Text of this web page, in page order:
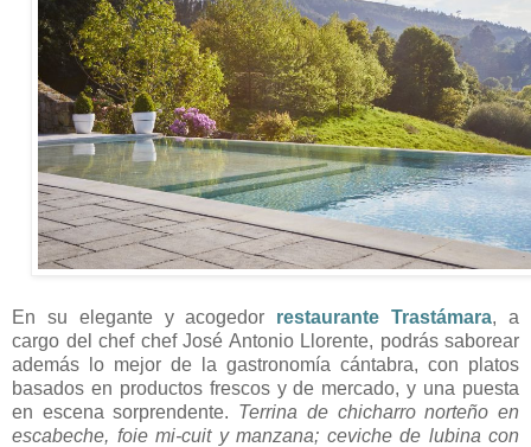
En su elegante y acogedor restaurante Trastámara, a
cargo del chef chef José Antonio Llorente, podrás saborear
además lo mejor de la gastronomía cántabra, con platos
basados en productos frescos y de mercado, y una puesta
en escena sorprendente. Terrina de chicharro norteño en
escabeche, foie mi-cuit y manzana; ceviche de lubina con